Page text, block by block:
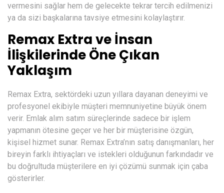
vermesini sağlar hem de gelecekte tekrar tercih edilmenizi
ya da sizi başkalarına tavsiye etmesini kolaylaştırır.
Remax Extra ve İnsan
İlişkilerinde Öne Çıkan
Yaklaşım
Remax Extra, sektördeki uzun yıllara dayanan deneyimi ve
profesyonel ekibiyle müşteri memnuniyetine büyük önem
verir. Emlak alım satım süreçlerinde sadece bir işlem
yapmanın ötesine geçer ve her bir müşterisine özgün,
kişisel hizmet sunar. Remax Extra’nın satış danışmanları, her
bireyin farklı ihtiyaçları ve istekleri olduğunun farkındadır ve
bu doğrultuda müşterilere en iyi çözümü sunmak için çaba
gösterirler.